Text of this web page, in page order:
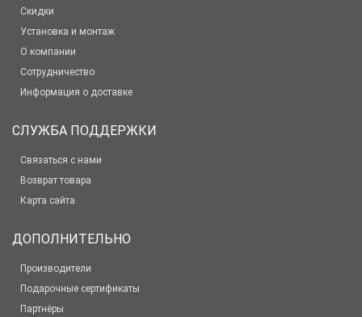
Скидки
Установка и монтаж
О компании
Сотрудничество
Информация о доставке
СЛУЖБА ПОДДЕРЖКИ
Связаться с нами
Возврат товара
Карта сайта
ДОПОЛНИТЕЛЬНО
Производители
Подарочные сертификаты
Партнёры